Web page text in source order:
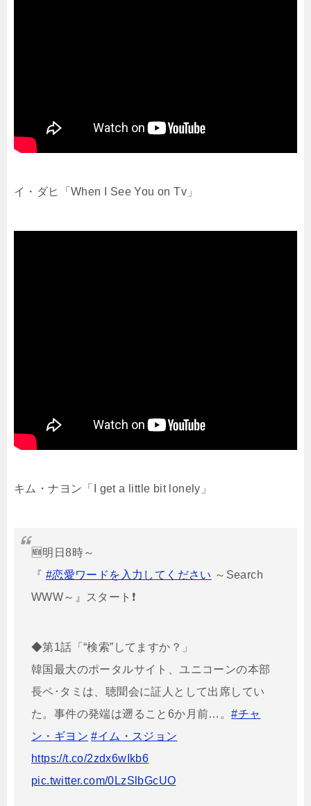
イ・ダヒ「When I See You on Tv」
キム・ナヨン「I get a little bit lonely」
🆕明日8時～
『 #恋愛ワードを入力してください ～Search
WWW～』スタート❗
◆第1話「“検索”してますか？」
韓国最大のポータルサイト、ユニコーンの本部
長ペ･タミは、聴聞会に証人として出席してい
た。事件の発端は遡ること6か月前…。#チャ
ン・ギヨン #イム・スジョン
https://t.co/2zdx6wIkb6
pic.twitter.com/0LzSlbGcUO